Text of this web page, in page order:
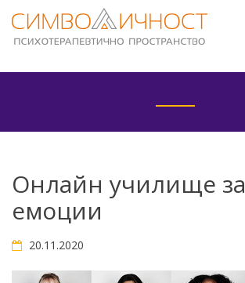
content
Онлайн училище за
емоции
20.11.2020